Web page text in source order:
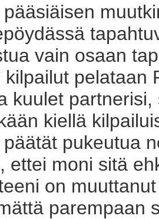
pääsiäisen
vain osaan
kilpailut pelataan
kuulet
kiellä
päätät pukeutua
ettei moni sitä
on
parempaan